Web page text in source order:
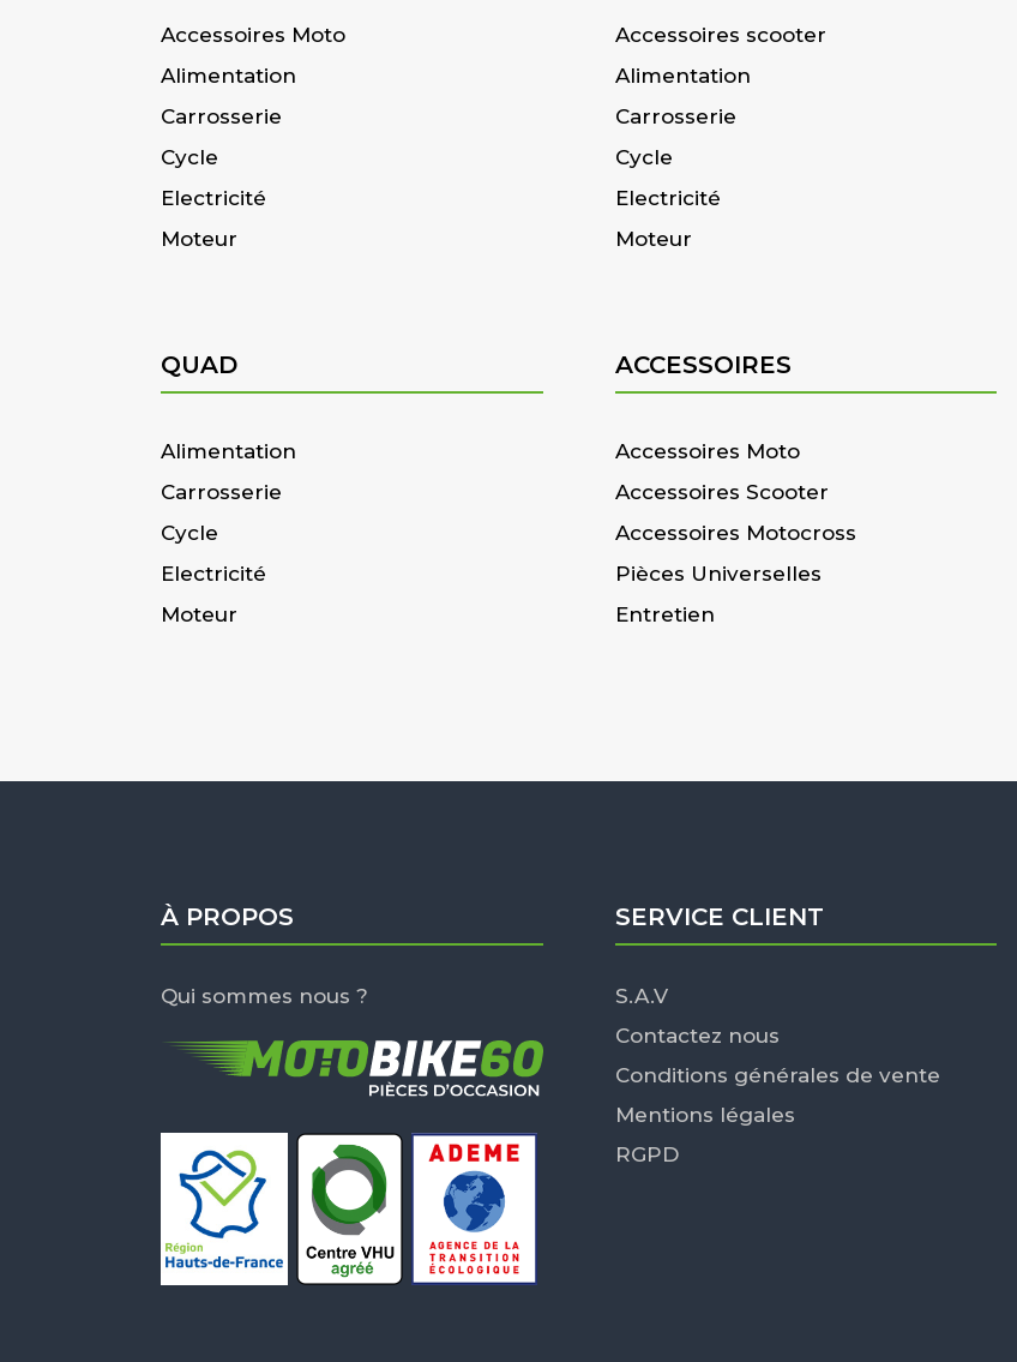
Accessoires Moto
Alimentation
Carrosserie
Cycle
Electricité
Moteur
Accessoires scooter
Alimentation
Carrosserie
Cycle
Electricité
Moteur
QUAD
Alimentation
Carrosserie
Cycle
Electricité
Moteur
ACCESSOIRES
Accessoires Moto
Accessoires Scooter
Accessoires Motocross
Pièces Universelles
Entretien
À PROPOS
Qui sommes nous ?
SERVICE CLIENT
S.A.V
Contactez nous
Conditions générales de vente
Mentions légales
RGPD